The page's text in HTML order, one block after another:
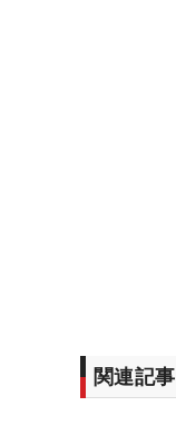
関連記事